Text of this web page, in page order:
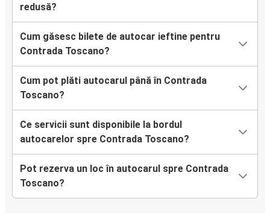
redusă?
Cum găsesc bilete de autocar ieftine pentru
Contrada Toscano?
Cum pot plăti autocarul până în Contrada
Toscano?
Ce servicii sunt disponibile la bordul
autocarelor spre Contrada Toscano?
Pot rezerva un loc în autocarul spre Contrada
Toscano?